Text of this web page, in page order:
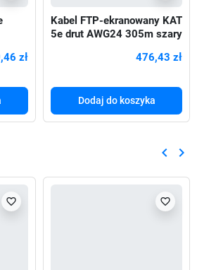
zł
Kabel FTP-ekranowany KAT
5e drut AWG24 305m szary
476,43 zł
Dodaj do koszyka
keyboard_arrow_left keyboard_arrow_right
favorite_border favorite_border